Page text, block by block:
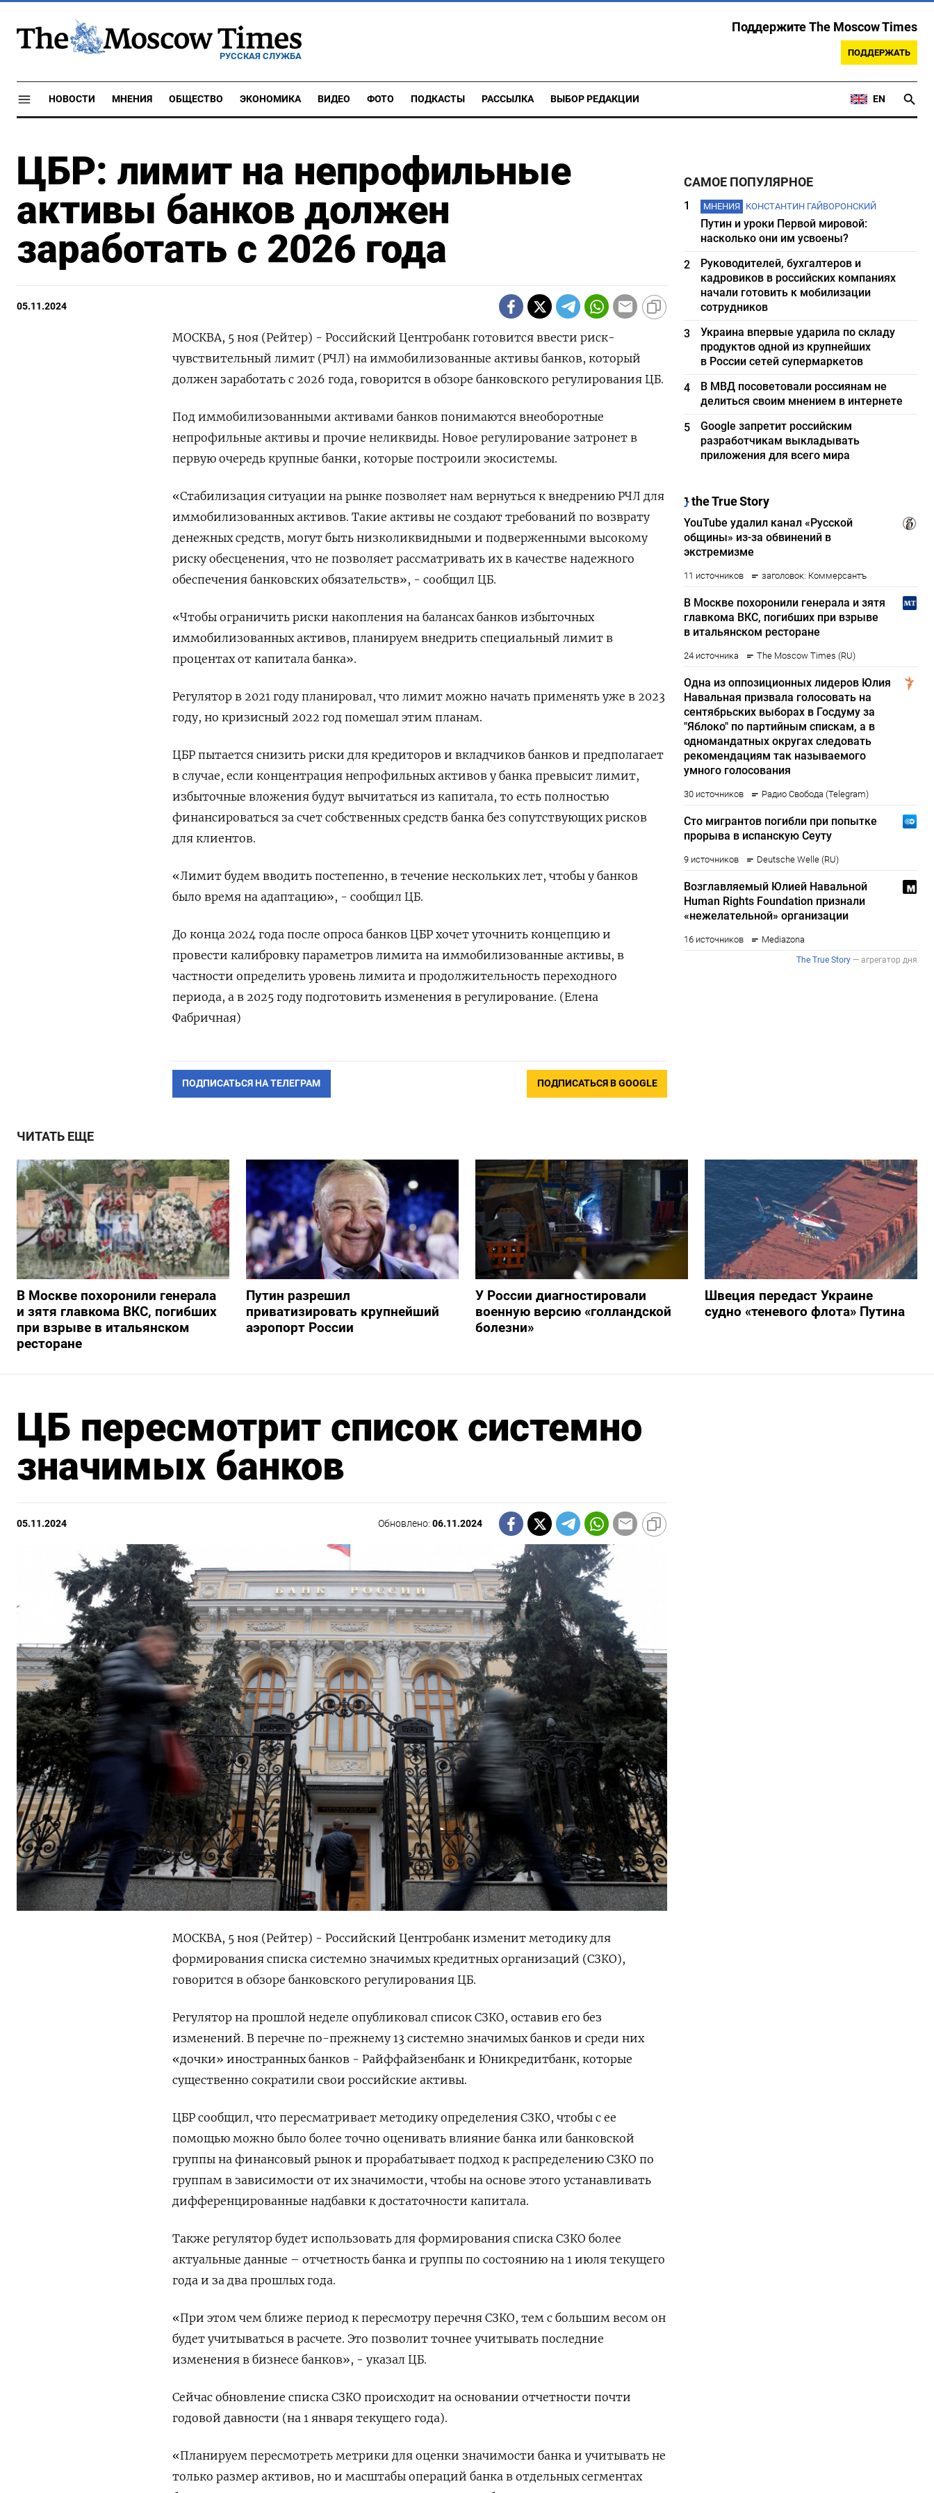
РУССКАЯ СЛУЖБА
Поддержите The Moscow Times
ПОДДЕРЖАТЬ
НОВОСТИ МНЕНИЯ ОБЩЕСТВО ЭКОНОМИКА ВИДЕО ФОТО ПОДКАСТЫ РАССЫЛКА ВЫБОР РЕДАКЦИИ EN
ЦБР: лимит на непрофильные
активы банков должен
заработать с 2026 года
05.11.2024
МОСКВА, 5 ноя (Рейтер) - Российский Центробанк готовится ввести риск-
чувствительный лимит (РЧЛ) на иммобилизованные активы банков, который
должен заработать с 2026 года, говорится в обзоре банковского регулирования ЦБ.
Под иммобилизованными активами банков понимаются внеоборотные
непрофильные активы и прочие неликвиды. Новое регулирование затронет в
первую очередь крупные банки, которые построили экосистемы.
«Стабилизация ситуации на рынке позволяет нам вернуться к внедрению РЧЛ для
иммобилизованных активов. Такие активы не создают требований по возврату
денежных средств, могут быть низколиквидными и подверженными высокому
риску обесценения, что не позволяет рассматривать их в качестве надежного
обеспечения банковских обязательств», - сообщил ЦБ.
«Чтобы ограничить риски накопления на балансах банков избыточных
иммобилизованных активов, планируем внедрить специальный лимит в
процентах от капитала банка».
Регулятор в 2021 году планировал, что лимит можно начать применять уже в 2023
году, но кризисный 2022 год помешал этим планам.
ЦБР пытается снизить риски для кредиторов и вкладчиков банков и предполагает
в случае, если концентрация непрофильных активов у банка превысит лимит,
избыточные вложения будут вычитаться из капитала, то есть полностью
финансироваться за счет собственных средств банка без сопутствующих рисков
для клиентов.
«Лимит будем вводить постепенно, в течение нескольких лет, чтобы у банков
было время на адаптацию», - сообщил ЦБ.
До конца 2024 года после опроса банков ЦБР хочет уточнить концепцию и
провести калибровку параметров лимита на иммобилизованные активы, в
частности определить уровень лимита и продолжительность переходного
периода, а в 2025 году подготовить изменения в регулирование. (Елена
Фабричная)
ПОДПИСАТЬСЯ НА ТЕЛЕГРАМ ПОДПИСАТЬСЯ В GOOGLE
САМОЕ ПОПУЛЯРНОЕ
1 МНЕНИЯ КОНСТАНТИН ГАЙВОРОНСКИЙ
Путин и уроки Первой мировой:
насколько они им усвоены?
2
Руководителей, бухгалтеров и
кадровиков в российских компаниях
начали готовить к мобилизации
сотрудников
3
Украина впервые ударила по складу
продуктов одной из крупнейших
в России сетей супермаркетов
4
В МВД посоветовали россиянам не
делиться своим мнением в интернете
5
Google запретит российским
разработчикам выкладывать
приложения для всего мира
ЧИТАТЬ ЕЩЕ
В Москве похоронили генерала
и зятя главкома ВКС, погибших
при взрыве в итальянском
ресторане
Путин разрешил
приватизировать крупнейший
аэропорт России
У России диагностировали
военную версию «голландской
болезни»
Швеция передаст Украине
судно «теневого флота» Путина
ЦБ пересмотрит список системно
значимых банков
05.11.2024 Обновлено:06.11.2024
МОСКВА, 5 ноя (Рейтер) - Российский Центробанк изменит методику для
формирования списка системно значимых кредитных организаций (СЗКО),
говорится в обзоре банковского регулирования ЦБ.
Регулятор на прошлой неделе опубликовал список СЗКО, оставив его без
изменений. В перечне по-прежнему 13 системно значимых банков и среди них
«дочки» иностранных банков - Райффайзенбанк и Юникредитбанк, которые
существенно сократили свои российские активы.
ЦБР сообщил, что пересматривает методику определения СЗКО, чтобы с ее
помощью можно было более точно оценивать влияние банка или банковской
группы на финансовый рынок и прорабатывает подход к распределению СЗКО по
группам в зависимости от их значимости, чтобы на основе этого устанавливать
дифференцированные надбавки к достаточности капитала.
Также регулятор будет использовать для формирования списка СЗКО более
актуальные данные – отчетность банка и группы по состоянию на 1 июля текущего
года и за два прошлых года.
«При этом чем ближе период к пересмотру перечня СЗКО, тем с большим весом он
будет учитываться в расчете. Это позволит точнее учитывать последние
изменения в бизнесе банков», - указал ЦБ.
Сейчас обновление списка СЗКО происходит на основании отчетности почти
годовой давности (на 1 января текущего года).
«Планируем пересмотреть метрики для оценки значимости банка и учитывать не
только размер активов, но и масштабы операций банка в отдельных сегментах